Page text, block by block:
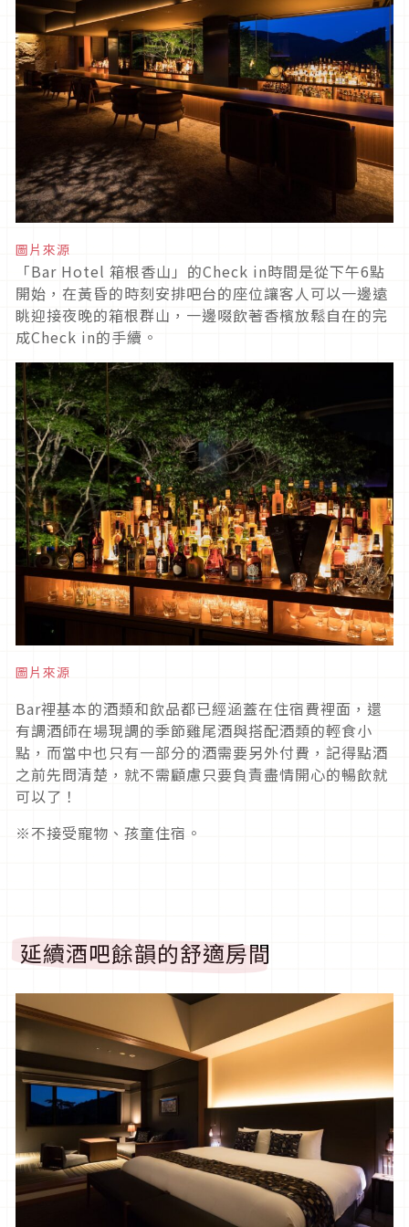
圖片來源
「Bar Hotel 箱根香山」的Check in時間是從下午6點
開始，在黃昏的時刻安排吧台的座位讓客人可以一邊遠
眺迎接夜晚的箱根群山，一邊啜飲著香檳放鬆自在的完
成Check in的手續。
圖片來源
Bar裡基本的酒類和飲品都已經涵蓋在住宿費裡面，還
有調酒師在場現調的季節雞尾酒與搭配酒類的輕食小
點，而當中也只有一部分的酒需要另外付費，記得點酒
之前先問清楚，就不需顧慮只要負責盡情開心的暢飲就
可以了！
※不接受寵物、孩童住宿。
延續酒吧餘韻的舒適房間